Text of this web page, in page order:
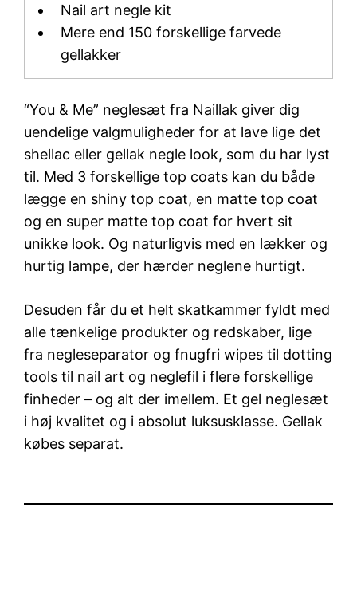
Nail art negle kit
Mere end 150 forskellige farvede
gellakker
“You & Me” neglesæt fra Naillak giver dig
uendelige valgmuligheder for at lave lige det
shellac eller gellak negle look, som du har lyst
til. Med 3 forskellige top coats kan du både
lægge en shiny top coat, en matte top coat
og en super matte top coat for hvert sit
unikke look. Og naturligvis med en lækker og
hurtig lampe, der hærder neglene hurtigt.
Desuden får du et helt skatkammer fyldt med
alle tænkelige produkter og redskaber, lige
fra negleseparator og fnugfri wipes til dotting
tools til nail art og neglefil i flere forskellige
finheder – og alt der imellem. Et gel neglesæt
i høj kvalitet og i absolut luksusklasse. Gellak
købes separat.